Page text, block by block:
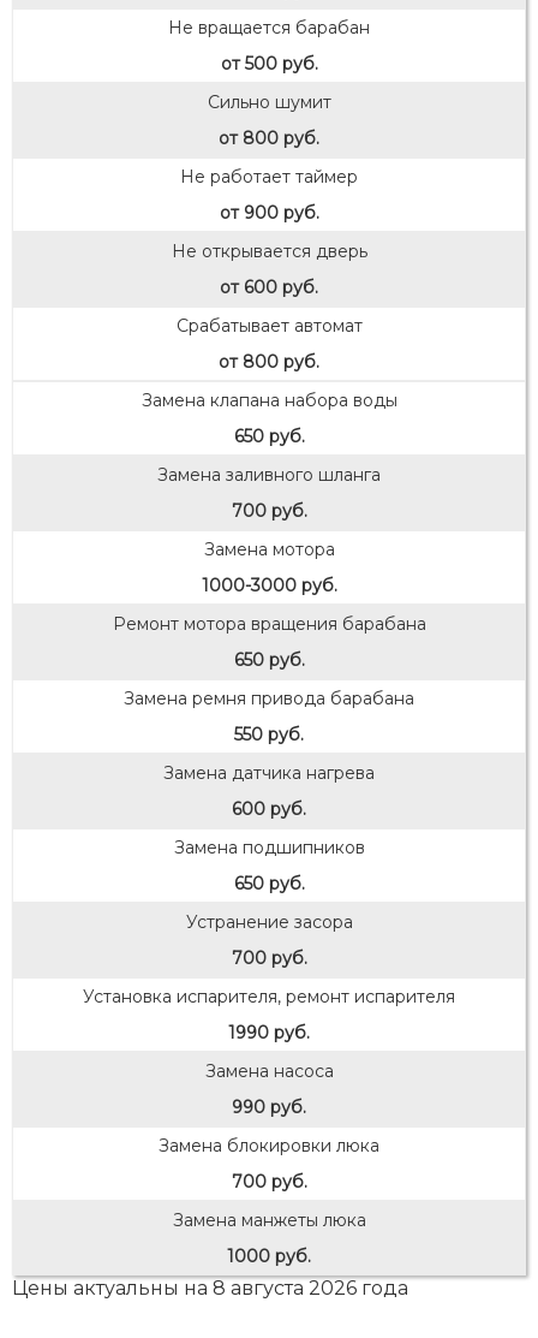
Не вращается барабан
от 500 руб.
Сильно шумит
от 800 руб.
Не работает таймер
от 900 руб.
Не открывается дверь
от 600 руб.
Срабатывает автомат
от 800 руб.
Замена клапана набора воды
650 руб.
Замена заливного шланга
700 руб.
Замена мотора
1000-3000 руб.
Ремонт мотора вращения барабана
650 руб.
Замена ремня привода барабана
550 руб.
Замена датчика нагрева
600 руб.
Замена подшипников
650 руб.
Устранение засора
700 руб.
Установка испарителя, ремонт испарителя
1990 руб.
Замена насоса
990 руб.
Замена блокировки люка
700 руб.
Замена манжеты люка
1000 руб.
Цены актуальны на 8 августа 2026 года